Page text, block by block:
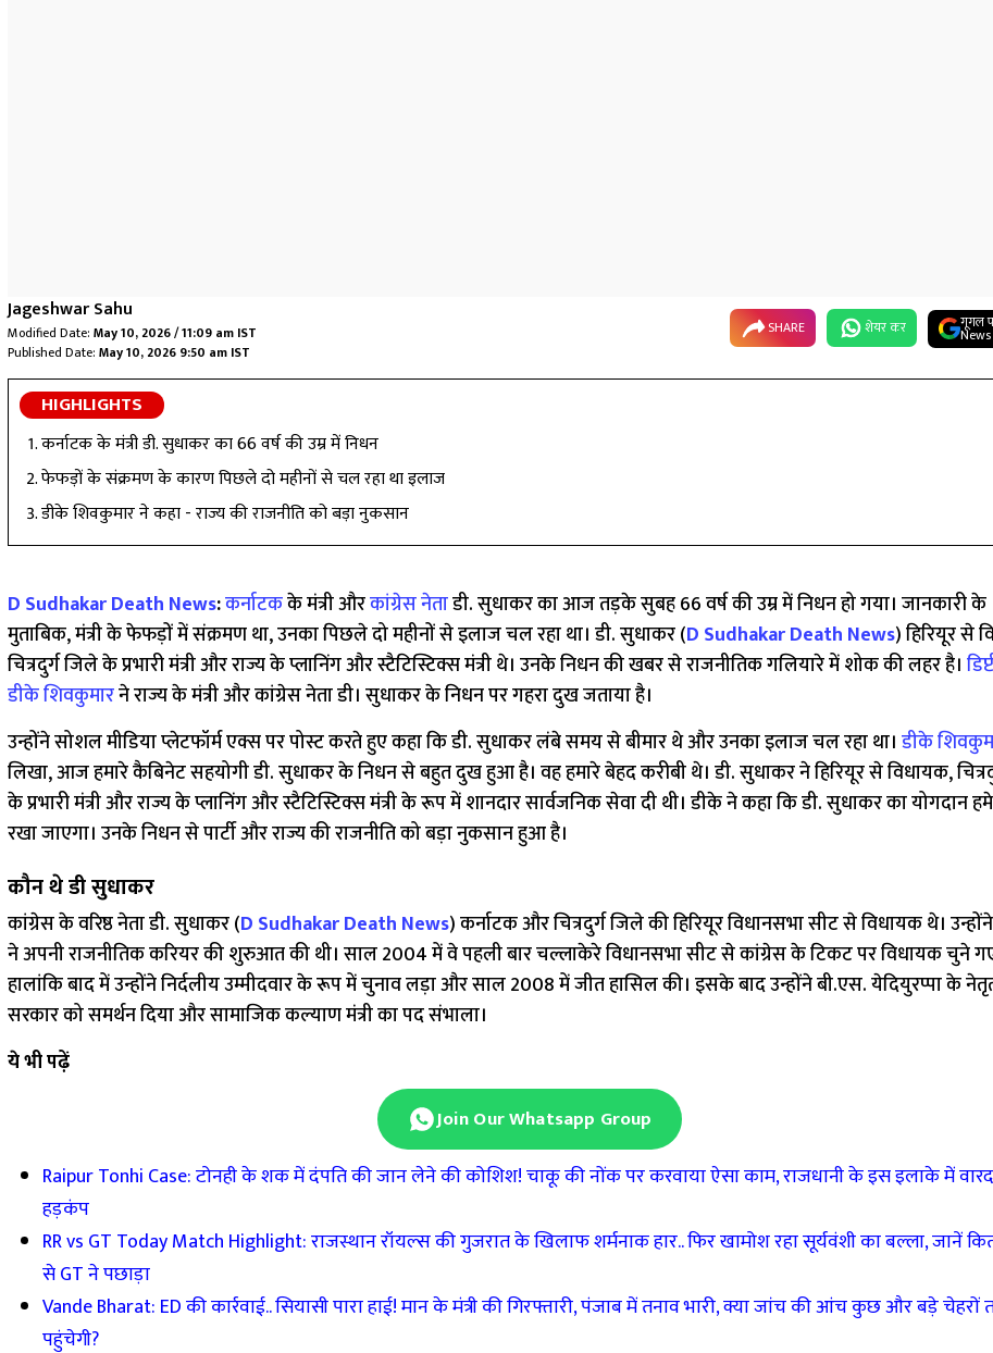
Jageshwar Sahu
Modified Date: May 10, 2026 / 11:09 am IST
Published Date: May 10, 2026 9:50 am IST
SHARE शेयर कर गूगल
HIGHLIGHTS
कर्नाटक के मंत्री डी. सुधाकर का 66 वर्ष की उम्र में निधन
फेफड़ों के संक्रमण के कारण पिछले दो महीनों से चल रहा था इलाज
डीके शिवकुमार ने कहा - राज्य की राजनीति को बड़ा नुकसान
D Sudhakar Death News:कर्नाटकके मंत्री औरकांग्रेस नेताडी. सुधाकर का आज तड़के सुबह 66 वर्ष की उम्र में निधन हो गया। जानकारी के
मुताबिक, मंत्री के फेफड़ों में संक्रमण था, उनका पिछले दो महीनों से इलाज चल रहा था। डी. सुधाकर (D Sudhakar Death News) हिरियूर से
चित्रदुर्ग जिले के प्रभारी मंत्री और राज्य के प्लानिंग और स्टैटिस्टिक्स मंत्री थे। उनके निधन की खबर से राजनीतिक गलियारे में शोक की लहर है।
डीके शिवकुमारने राज्य के मंत्री और कांग्रेस नेता डी। सुधाकर के निधन पर गहरा दुख जताया है।
उन्होंने सोशल मीडिया प्लेटफॉर्म एक्स पर पोस्ट करते हुए कहा कि डी. सुधाकर लंबे समय से बीमार थे और उनका इलाज चल रहा था। डीके
लिखा, आज हमारे कैबिनेट सहयोगी डी. सुधाकर के निधन से बहुत दुख हुआ है। वह हमारे बेहद करीबी थे। डी. सुधाकर ने हिरियूर से विधायक,
के प्रभारी मंत्री और राज्य के प्लानिंग और स्टैटिस्टिक्स मंत्री के रूप में शानदार सार्वजनिक सेवा दी थी। डीके ने कहा कि डी. सुधाकर का योगदान
रखा जाएगा। उनके निधन से पार्टी और राज्य की राजनीति को बड़ा नुकसान हुआ है।
कौन थे डी सुधाकर
कांग्रेस के वरिष्ठ नेता डी. सुधाकर (D Sudhakar Death News) कर्नाटक और चित्रदुर्ग जिले की हिरियूर विधानसभा सीट से विधायक थे।
ने अपनी राजनीतिक करियर की शुरुआत की थी। साल 2004 में वे पहली बार चल्लाकेरे विधानसभा सीट से कांग्रेस के टिकट पर विधायक चुने
हालांकि बाद में उन्होंने निर्दलीय उम्मीदवार के रूप में चुनाव लड़ा और साल 2008 में जीत हासिल की। इसके बाद उन्होंने बी.एस. येदियुरप्पा के
सरकार को समर्थन दिया और सामाजिक कल्याण मंत्री का पद संभाला।
ये भी पढ़ें
Join Our Whatsapp Group
Raipur Tonhi Case: टोनही के शक में दंपति की जान लेने की कोशिश! चाकू की नोंक पर करवाया ऐसा काम, राजधानी के इस इलाके में
हड़कंप
RR vs GT Today Match Highlight: राजस्थान रॉयल्स की गुजरात के खिलाफ शर्मनाक हार.. फिर खामोश रहा सूर्यवंशी का बल्ला, जानें
से GT ने पछाड़ा
Vande Bharat: ED की कार्रवाई.. सियासी पारा हाई! मान के मंत्री की गिरफ्तारी, पंजाब में तनाव भारी, क्या जांच की आंच कुछ और बड़े चेहरों
पहुंचेगी?